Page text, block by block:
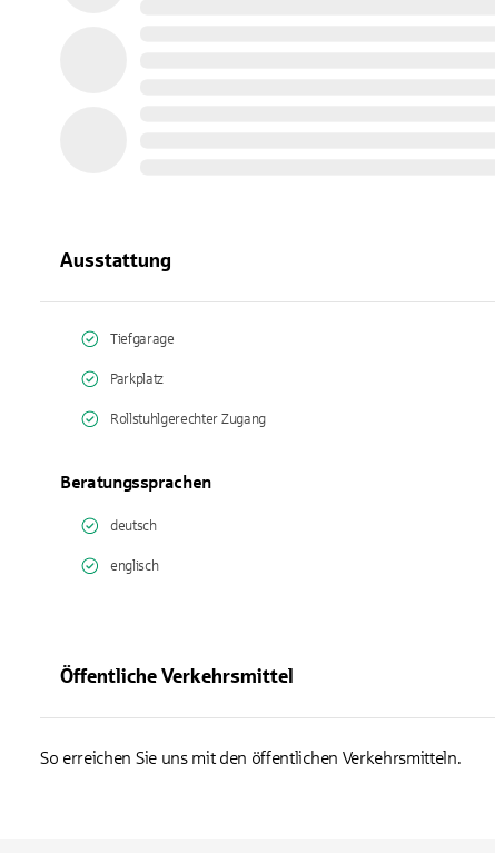
Ausstattung
Tiefgarage
Parkplatz
Rollstuhlgerechter Zugang
Beratungssprachen
deutsch
englisch
Öffentliche Verkehrsmittel
So erreichen Sie uns mit den öffentlichen Verkehrsmitteln.